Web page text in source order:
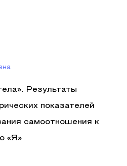
Результаты
показателей
самоотношения к
«Я»